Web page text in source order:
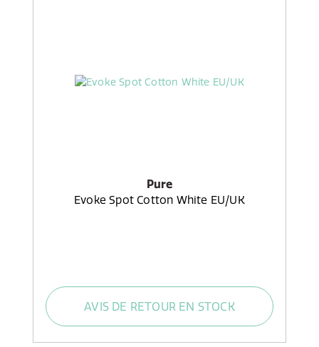
Pure
Evoke Spot Cotton White EU/UK
AVIS DE RETOUR EN STOCK